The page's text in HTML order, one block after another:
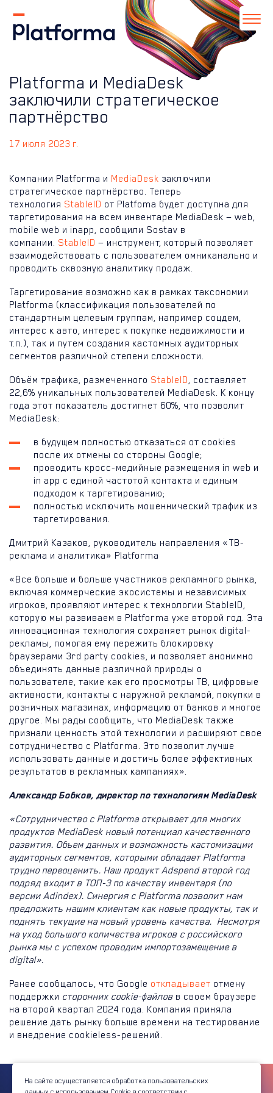
Platforma и MediaDesk
заключили стратегическое
партнёрство
17 июля 2023 г.
Компании Platforma и MediaDesk заключили
стратегическое партнёрство. Теперь
технология StableID от Platfoma будет доступна для
таргетирования на всем инвентаре MediaDesk — web,
mobile web и inapp, сообщили Sostav в
компании. StableID — инструмент, который позволяет
взаимодействовать с пользователем омниканально и
проводить сквозную аналитику продаж.
Таргетирование возможно как в рамках таксономии
Platforma (классификация пользователей по
стандартным целевым группам, например соцдем,
интерес к авто, интерес к покупке недвижимости и
т.п.), так и путем создания кастомных аудиторных
сегментов различной степени сложности.
Объём трафика, размеченного StableID, составляет
22,6% уникальных пользователей MediaDesk. К концу
года этот показатель достигнет 60%, что позволит
MediaDesk:
в будущем полностью отказаться от cookies
после их отмены со стороны Google;
проводить кросс-медийные размещения in web и
in app с единой частотой контакта и единым
подходом к таргетированию;
полностью исключить мошеннический трафик из
таргетирования.
Дмитрий Казаков, руководитель направления «ТВ-
реклама и аналитика» Platforma
«Все больше и больше участников рекламного рынка,
включая коммерческие экосистемы и независимых
игроков, проявляют интерес к технологии StableID,
которую мы развиваем в Platforma уже второй год. Эта
инновационная технология сохраняет рынок digital-
рекламы, помогая ему пережить блокировку
браузерами 3rd party cookies, и позволяет анонимно
объединять данные различной природы о
пользователе, такие как его просмотры ТВ, цифровые
активности, контакты с наружной рекламой, покупки в
розничных магазинах, информацию от банков и многое
другое. Мы рады сообщить, что MediaDesk также
признали ценность этой технологии и расширяют свое
сотрудничество с Platforma. Это позволит лучше
использовать данные и достичь более эффективных
результатов в рекламных кампаниях».
Александр Бобков, директор по технологиям MediaDesk
«Сотрудничество с Platforma открывает для многих
продуктов MediaDesk новый потенциал качественного
развития. Объем данных и возможность кастомизации
аудиторных сегментов, которыми обладает Platforma
трудно переоценить. Наш продукт Adspend второй год
подряд входит в ТОП-3 по качеству инвентаря (по
версии Adindex). Синергия с Platforma позволит нам
предложить нашим клиентам как новые продукты, так и
поднять текущие на новый уровень качества. Несмотря
на уход большого количества игроков с российского
рынка мы с успехом проводим импортозамещение в
digital».
Ранее сообщалось, что Google откладывает отмену
поддержки сторонних cookie-файлов в своем браузере
на второй квартал 2024 года. Компания приняла
решение дать рынку больше времени на тестирование
и внедрение cookieless-решений.
На сайте осуществляется обработка пользовательских